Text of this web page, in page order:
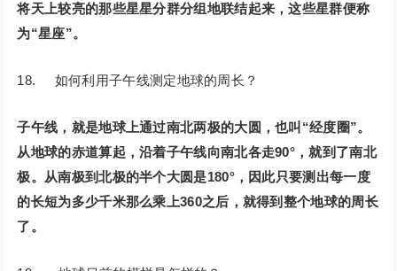
将天上较亮的那些星星分群分组地联结起来，这些星群便称
为“星座”。
18. 如何利用子午线测定地球的周长？
子午线，就是地球上通过南北两极的大圆，也叫“经度圈”。
从地球的赤道算起，沿着子午线向南北各走90°，就到了南北
极。从南极到北极的半个大圆是180°，因此只要测出每一度
的长短为多少千米那么乘上360之后，就得到整个地球的周长
了。